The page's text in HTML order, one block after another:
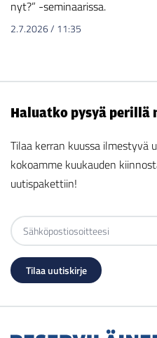
nyt?” -seminaarissa.
2.7.2026/ 11:35
Haluatko pysyä perillä
Tilaa kerran kuussa ilmestyvä
kokoamme kuukauden
uutispakettiin!